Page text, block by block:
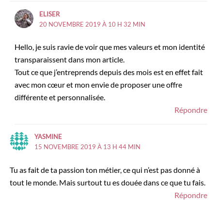
ELISER
20 NOVEMBRE 2019 À 10 H 32 MIN
Hello, je suis ravie de voir que mes valeurs et mon identité
transparaissent dans mon article.
Tout ce que j’entreprends depuis des mois est en effet fait
avec mon cœur et mon envie de proposer une offre
différente et personnalisée.
Répondre
YASMINE
15 NOVEMBRE 2019 À 13 H 44 MIN
Tu as fait de ta passion ton métier, ce qui n’est pas donné à
tout le monde. Mais surtout tu es douée dans ce que tu fais.
Répondre